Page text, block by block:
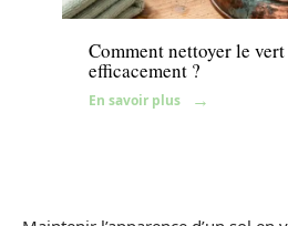
Comment nettoyer le
efficacement ?
En savoir plus